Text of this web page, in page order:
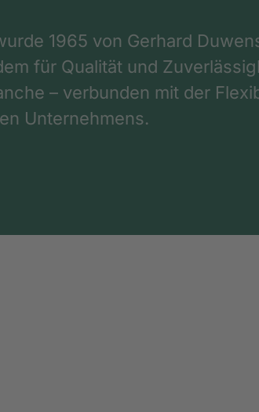
1965 von Gerhard
für Qualität und
– verbunden mit der
Unternehmens.